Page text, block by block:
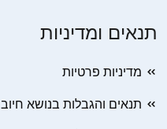
תנאים ומדיניות
מדיניות פרטיות
תנאים והגבלות בנושא חיוב